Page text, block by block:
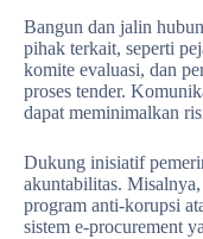
Bangun dan jalin
pihak terkait, seperti
komite evaluasi, dan
proses tender.
dapat meminimalkan
Dukung inisiatif
akuntabilitas.
program anti-korupsi
sistem e-procurement